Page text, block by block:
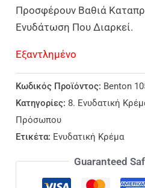
Προσφέρουν Βαθιά
Ενυδάτωση Που Διαρκεί.
Εξαντλημένο
Κωδικός Προϊόντος: Benton
Κατηγορίες: 8. Ενυδατική
Πρόσωπου
Ετικέτα: Ενυδατική Κρέμα
Guaranteed